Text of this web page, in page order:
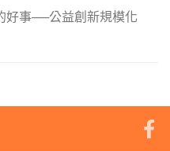
好事──公益創新規模化